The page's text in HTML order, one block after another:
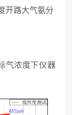
开路大气氨分
气浓度下仪器